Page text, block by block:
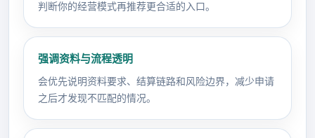
判断你的经营模式再推荐更合适的入口。
强调资料与流程透明
会优先说明资料要求、结算链路和风险边界，减少申请
之后才发现不匹配的情况。